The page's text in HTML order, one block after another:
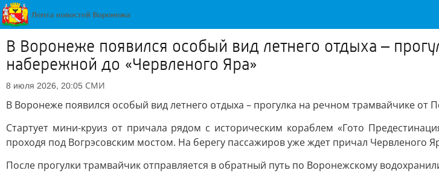
В Воронеже появился особый вид летнего отдыха –
набережной до «Червленого Яра»
8 июля 2026, 20:05 СМИ
В Воронеже появился особый вид летнего отдыха – прогулка на речном трамвайчике от
Стартует мини-круиз от причала рядом с историческим кораблем «Гото
проходя под Вогрэсовским мостом. На берегу пассажиров уже ждет причал Червленого
После прогулки трамвайчик отправляется в обратный путь по Воронежскому